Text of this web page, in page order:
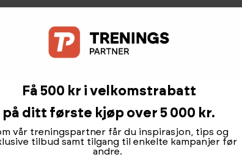
innstillinger
inkludert informasjonskapsler, til å samle informasjon om
markedsføring. Ved å trykke 'Godta', samtykker du til
Få 500 kr i velkomstrabatt
på ditt første kjøp over 5 000 kr.
vår treningspartner får du inspirasjon, tips og
tilbud samt tilgang til enkelte kampanjer før
andre.